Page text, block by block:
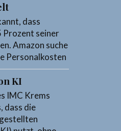
dass
Prozent seiner
Amazon suche
Personalkosten
KI
IMC Krems
dass die